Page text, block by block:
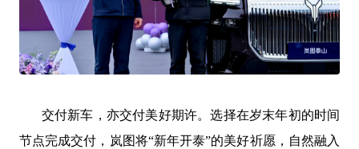
交付新车，亦交付美好期许。选择在岁末年初的时间
节点完成交付，岚图将“新年开泰”的美好祈愿，自然融入